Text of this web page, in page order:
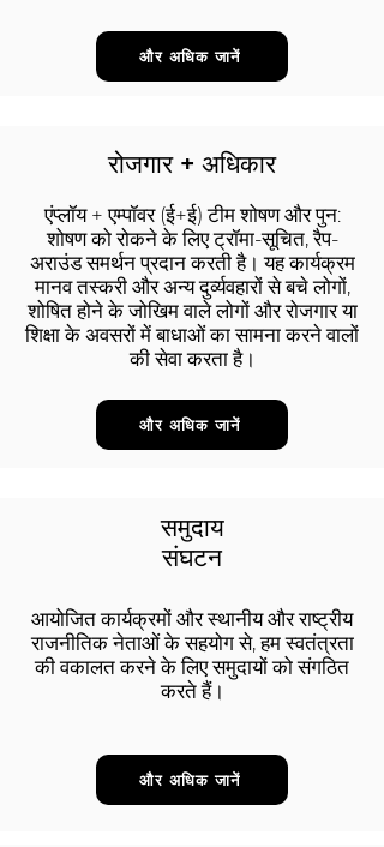
और अधिक जानें
रोजगार + अधिकार
एंप्लॉय + एम्पॉवर (ई+ई) टीम शोषण और पुन:
शोषण को रोकने के लिए ट्रॉमा-सूचित, रैप-
अराउंड समर्थन प्रदान करती है। यह कार्यक्रम
मानव तस्करी और अन्य दुर्व्यवहारों से बचे लोगों,
शोषित होने के जोखिम वाले लोगों और रोजगार या
शिक्षा के अवसरों में बाधाओं का सामना करने वालों
की सेवा करता है।
और अधिक जानें
समुदाय
संघटन
आयोजित कार्यक्रमों और स्थानीय और राष्ट्रीय
राजनीतिक नेताओं के सहयोग से, हम स्वतंत्रता
की वकालत करने के लिए समुदायों को संगठित
करते हैं।
और अधिक जानें